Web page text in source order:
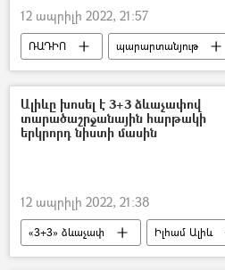
12 ապրիլի 2022, 21:57
ՌԱԴԻՈ
պարարտանյութ
Հայաստան
Գներ
Սամվել Ավետիսյան
պոդկաստ
Ալիևը խոսել է 3+3 ձևաչափով
տարածաշրջանային հարթակի
երկրորդ նիստի մասին
12 ապրիլի 2022, 21:38
«3+3» ձևաչափ
Իլհամ Ալիև
Թուրքիա
Հայաստան